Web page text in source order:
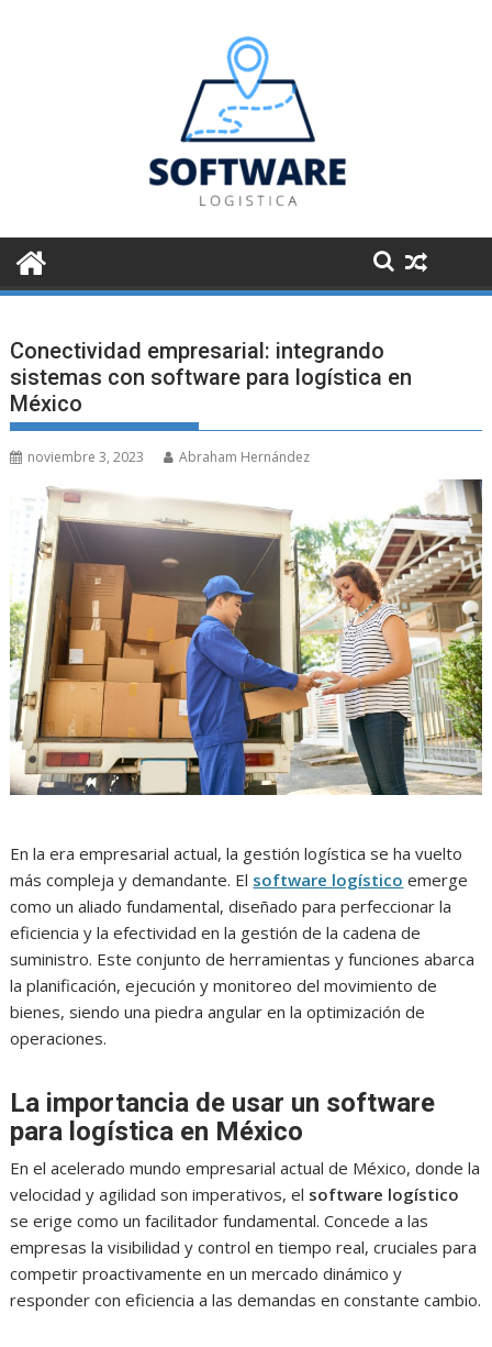
Conectividad empresarial: integrando
sistemas con software para logística en
México
noviembre 3, 2023 Abraham Hernández
En la era empresarial actual, la gestión logística se ha vuelto
más compleja y demandante. El software logístico emerge
como un aliado fundamental, diseñado para perfeccionar la
eficiencia y la efectividad en la gestión de la cadena de
suministro. Este conjunto de herramientas y funciones abarca
la planificación, ejecución y monitoreo del movimiento de
bienes, siendo una piedra angular en la optimización de
operaciones.
La importancia de usar un software
para logística en México
En el acelerado mundo empresarial actual de México, donde la
velocidad y agilidad son imperativos, el software logístico
se erige como un facilitador fundamental. Concede a las
empresas la visibilidad y control en tiempo real, cruciales para
competir proactivamente en un mercado dinámico y
responder con eficiencia a las demandas en constante cambio.